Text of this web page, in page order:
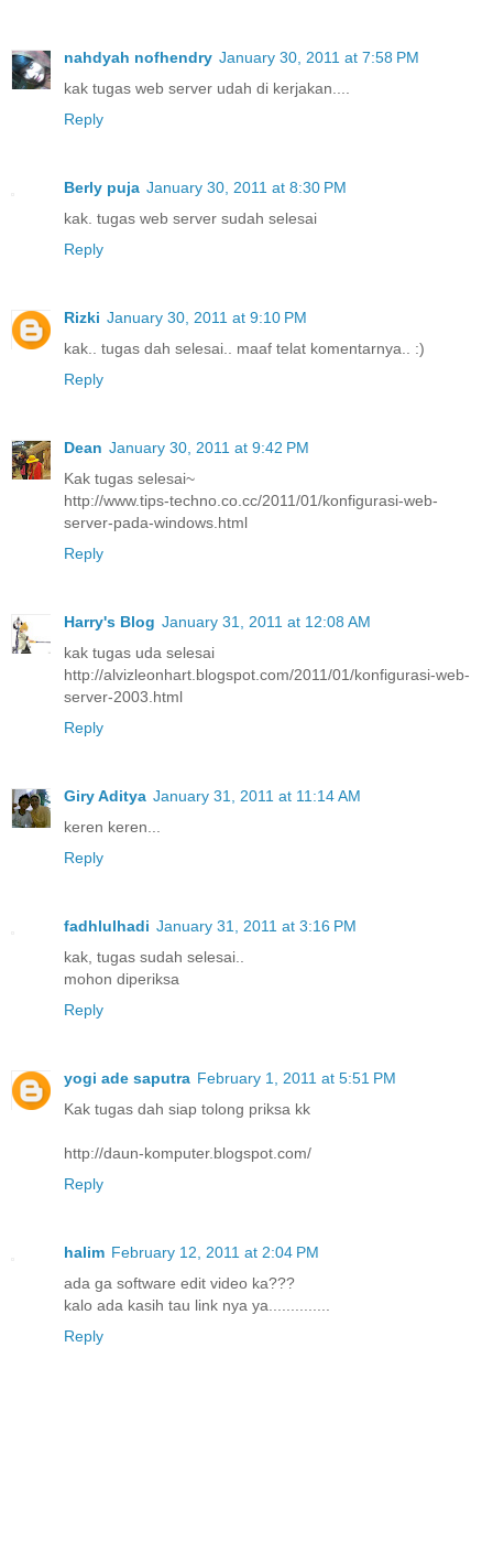
nahdyah nofhendry January 30, 2011 at 7:58 PM
kak tugas web server udah di kerjakan....
Reply
Berly puja January 30, 2011 at 8:30 PM
kak. tugas web server sudah selesai
Reply
Rizki January 30, 2011 at 9:10 PM
kak.. tugas dah selesai.. maaf telat komentarnya.. :)
Reply
Dean January 30, 2011 at 9:42 PM
Kak tugas selesai~
http://www.tips-techno.co.cc/2011/01/konfigurasi-web-
server-pada-windows.html
Reply
Harry's Blog January 31, 2011 at 12:08 AM
kak tugas uda selesai
http://alvizleonhart.blogspot.com/2011/01/konfigurasi-web-
server-2003.html
Reply
Giry Aditya January 31, 2011 at 11:14 AM
keren keren...
Reply
fadhlulhadi January 31, 2011 at 3:16 PM
kak, tugas sudah selesai..
mohon diperiksa
Reply
yogi ade saputra February 1, 2011 at 5:51 PM
Kak tugas dah siap tolong priksa kk
http://daun-komputer.blogspot.com/
Reply
halim February 12, 2011 at 2:04 PM
ada ga software edit video ka???
kalo ada kasih tau link nya ya..............
Reply